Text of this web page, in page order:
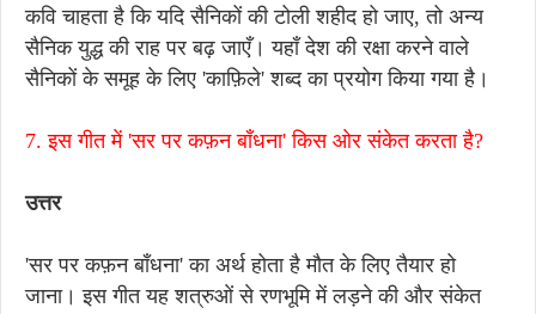
कवि चाहता है कि यदि सैनिकों की टोली शहीद हो जाए, तो अन्य
सैनिक युद्ध की राह पर बढ़ जाएँ। यहाँ देश की रक्षा करने वाले
सैनिकों के समूह के लिए 'काफ़िले' शब्द का प्रयोग किया गया है।
7. इस गीत में 'सर पर कफ़न बाँधना' किस ओर संकेत करता है?
उत्तर
'सर पर कफ़न बाँधना' का अर्थ होता है मौत के लिए तैयार हो
जाना। इस गीत यह शत्रुओं से रणभूमि में लड़ने की और संकेत